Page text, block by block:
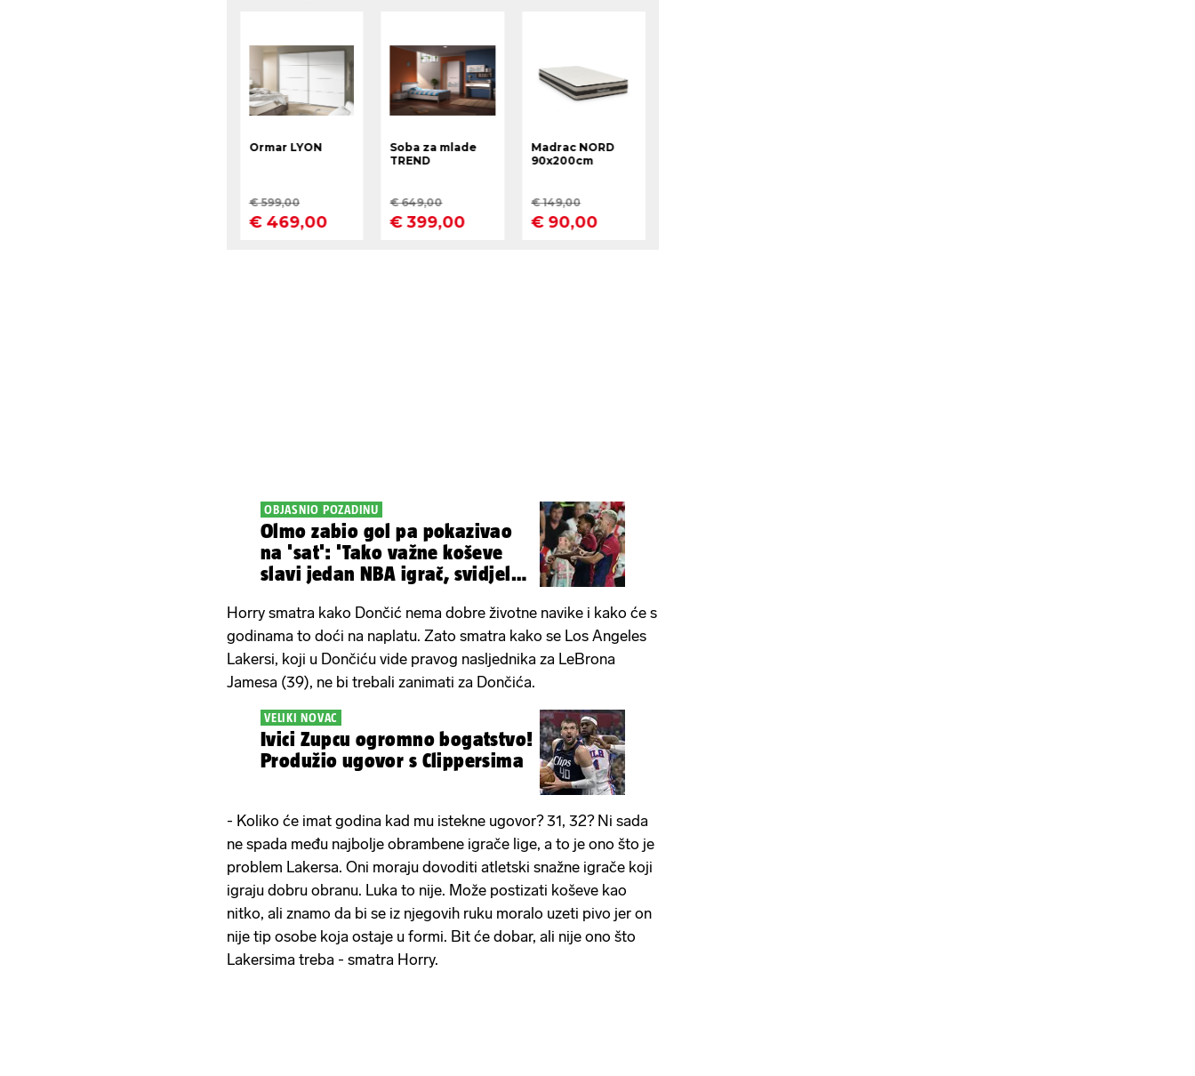
OBJASNIO POZADINU
Olmo zabio gol pa pokazivao
na 'sat': 'Tako važne koševe
slavi jedan NBA igrač, svidjelo
Horry smatra kako Dončić nema dobre životne navike i kako će s
godinama to doći na naplatu. Zato smatra kako se Los Angeles
Lakersi, koji u Dončiću vide pravog nasljednika za LeBrona
Jamesa (39), ne bi trebali zanimati za Dončića.
VELIKI NOVAC
Ivici Zupcu ogromno bogatstvo!
Produžio ugovor s Clippersima
- Koliko će imat godina kad mu istekne ugovor? 31, 32? Ni sada
ne spada među najbolje obrambene igrače lige, a to je ono što je
problem Lakersa. Oni moraju dovoditi atletski snažne igrače koji
igraju dobru obranu. Luka to nije. Može postizati koševe kao
nitko, ali znamo da bi se iz njegovih ruku moralo uzeti pivo jer on
nije tip osobe koja ostaje u formi. Bit će dobar, ali nije ono što
Lakersima treba - smatra Horry.